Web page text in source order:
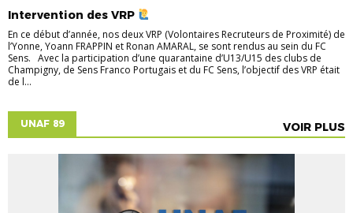
Intervention des VRP
En ce début d’année, nos deux VRP (Volontaires Recruteurs de Proximité) de
l’Yonne, Yoann FRAPPIN et Ronan AMARAL, se sont rendus au sein du FC
Sens. Avec la participation d’une quarantaine d’U13/U15 des clubs de
Champigny, de Sens Franco Portugais et du FC Sens, l’objectif des VRP était
de l...
UNAF 89 VOIR PLUS